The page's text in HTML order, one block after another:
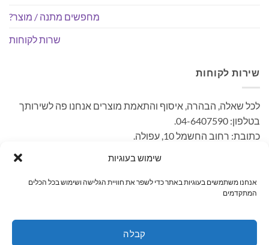
שימוש בעוגיות
אנחנו משתמשים בעוגיות באתר כדי לשפר את חוויית הגלישה ושימוש בכל הכלים
המתקדמים
קבלה
מחפשים מתנה / מוצר?
שרות לקוחות
שירות לקוחות
לכל שאלה, הבהרה, איסוף והתאמת מוצרים אנחנו פה לשירותך
בטלפון: 04-6407590.
כתובת: רחוב החשמל 10, עפולה.
– קיימת אפשרות לאיסוף עצמי ללא עלות. בתאום מראש בימים
Visa
PayPal
MasterCard